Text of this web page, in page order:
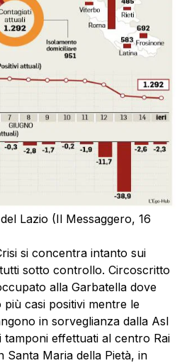
Lazio (Il Messaggero, 16
si concentra intanto sui
sotto controllo. Circoscritto
alla Garbatella dove
casi positivi mentre le
in sorveglianza dalla Asl
tamponi effettuati al centro Rai
Santa Maria della Pietà, in